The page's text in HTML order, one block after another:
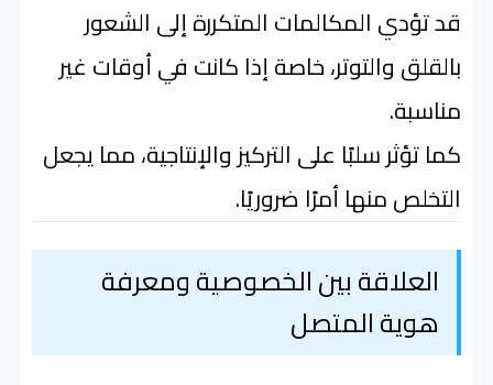
قد تؤدي المكالمات المتكررة إلى الشعور
بالقلق والتوتر، خاصة إذا كانت في أوقات غير
مناسبة.
كما تؤثر سلبًا على التركيز والإنتاجية، مما يجعل
التخلص منها أمرًا ضروريًا.
العلاقة بين الخصوصية ومعرفة
هوية المتصل